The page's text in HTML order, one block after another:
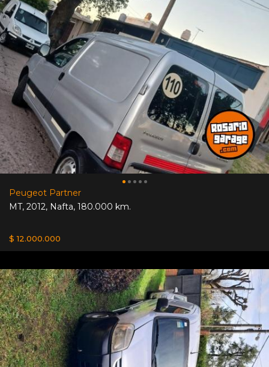
Peugeot Partner
MT, 2012, Nafta, 180.000 km.
$ 12.000.000